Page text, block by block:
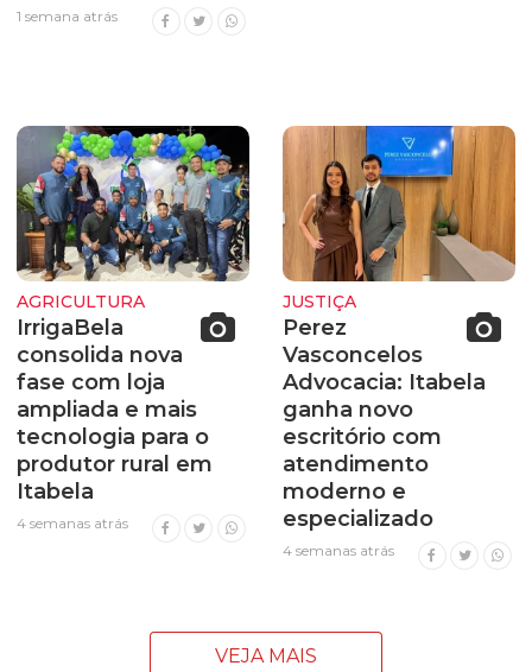
1 semana atrás
AGRICULTURA
IrrigaBela
consolida nova
fase com loja
ampliada e mais
tecnologia para o
produtor rural em
Itabela
4 semanas atrás
JUSTIÇA
Perez
Vasconcelos
Advocacia: Itabela
ganha novo
escritório com
atendimento
moderno e
especializado
4 semanas atrás
VEJA MAIS